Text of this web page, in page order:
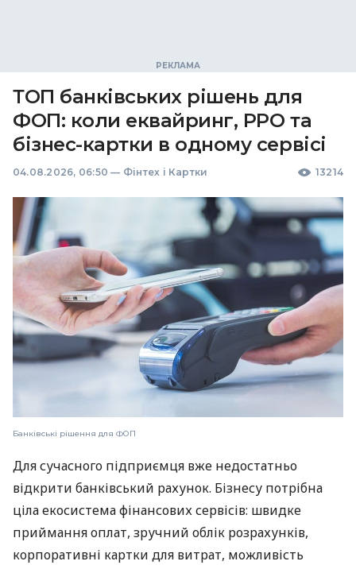
ТОП банківських рішень для
ФОП: коли еквайринг, РРО та
бізнес-картки в одному сервісі
04.08.2026, 06:50 — Фінтех і Картки 13214
Банківські рішення для ФОП
Для сучасного підприємця вже недостатньо
відкрити банківський рахунок. Бізнесу потрібна
ціла екосистема фінансових сервісів: швидке
приймання оплат, зручний облік розрахунків,
корпоративні картки для витрат, можливість